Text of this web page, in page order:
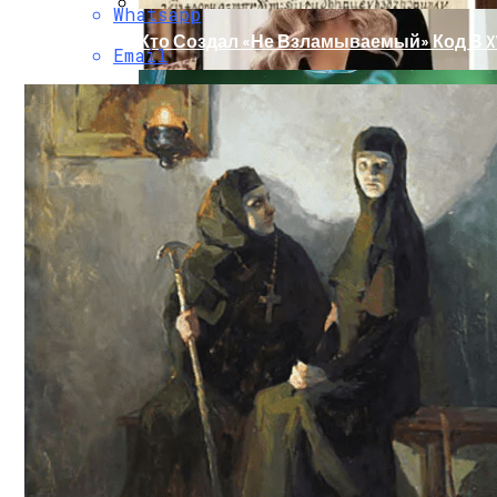
Раскрась Свой Год: Какой Цвет
Кто Создал «не Взламываемый» Код В
Тайна Происхождения Жизни Скоро
Whatsapp
Email